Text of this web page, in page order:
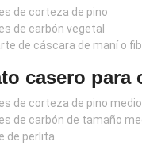
de corteza de pino
de carbón vegetal
de cáscara de maní o
casero para
de corteza de pino
de carbón de tamaño
de perlita